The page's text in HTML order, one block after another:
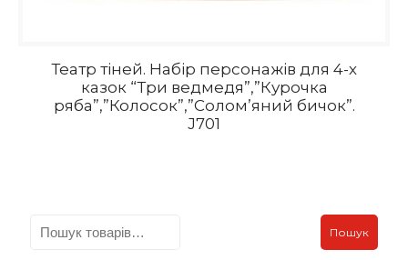
Театр тіней. Набір персонажів для 4-х
казок “Три ведмедя”,”Курочка
ряба”,”Колосок”,”Солом’яний бичок”.
J701
Пошук